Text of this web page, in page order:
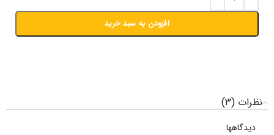
افزودن به سبد خرید
نظرات (3)
دیدگاهها